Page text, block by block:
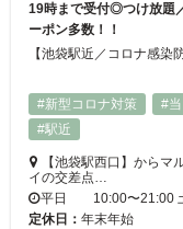
19時まで受付◎つけ放題
ーポン多数！！
#新型コロナ対策
#
#駅近
【池袋駅西口】から
イの交差点…
平日 10:00〜21:00
定休日： 年末年始